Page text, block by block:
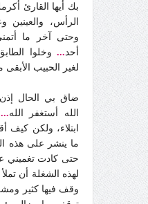
بك أيها القارئ
الرأس، والعينين
وحتى آخر ما
أحد... وخلوا
لغير الحبيب الأبقى
ضاق بي الحال
الله أستغفر الله...
ابتلاء، ولكن كيف
ما ينشر على هذه
حتى كادت
لهذه الشغلة أن
وقف فيها كثير